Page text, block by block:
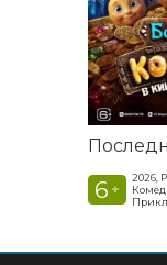
6 +
2026,